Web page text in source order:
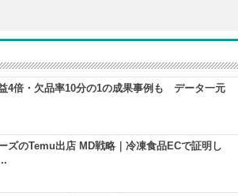
4倍・欠品率10分の1の成果事例も データ一元
ズのTemu出店 MD戦略｜冷凍食品ECで証明し